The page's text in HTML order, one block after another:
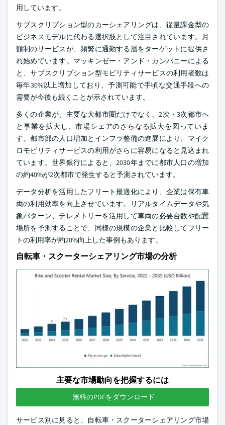
用しています。
サブスクリプション型のカーシェアリングは、従量課金型の
ビジネスモデルに代わる選択肢として注目されています。月
額制のサービスが、頻繁に通勤する層をターゲットに提供さ
れ始めています。マッキンゼー・アンド・カンパニーによる
と、サブスクリプション型モビリティサービスの利用者数は
毎年30%以上増加しており、予測可能で手頃な交通手段への
需要が今後も続くことが示されています。
多くの企業が、主要な大都市圏だけでなく、2次・3次都市へ
と事業を拡大し、市場シェアのさらなる拡大を図っていま
す。都市部の人口増加とインフラ整備の進展により、マイク
ロモビリティサービスの利用がさらに容易になると見込まれ
ています。世界銀行によると、2030年までに都市人口の増加
の約40%が2次都市で発生すると予測されています。
データ分析を活用したフリート最適化により、企業は保有車
両の利用効率を向上させています。リアルタイムデータや気
象パターン、テレメトリーを活用して車両の必要台数や配置
場所を予測することで、同様の規模の企業と比較してフリー
トの利用率が約20%向上した事例もあります。
自転車・スクーターシェアリング市場の分析
主要な市場動向を把握するには
無料のPDFをダウンロード
サービス別に見ると、自転車・スクーターシェアリング市場